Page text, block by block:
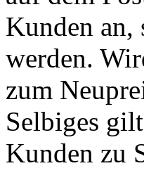
Kunden an,
werden.
zum
Selbiges
Kunden zu